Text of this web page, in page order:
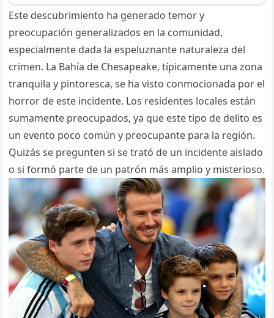
Este descubrimiento ha generado temor y
preocupación generalizados en la comunidad,
especialmente dada la espeluznante naturaleza del
crimen. La Bahía de Chesapeake, típicamente una zona
tranquila y pintoresca, se ha visto conmocionada por el
horror de este incidente. Los residentes locales están
sumamente preocupados, ya que este tipo de delito es
un evento poco común y preocupante para la región.
Quizás se pregunten si se trató de un incidente aislado
o si formó parte de un patrón más amplio y misterioso.